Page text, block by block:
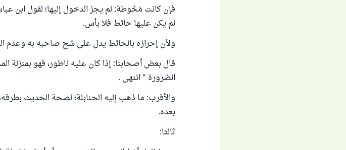
فإن كانت مَحُوطة: لم يجز الدخول إليها؛ لقول ابن
لم يكن عليها حائط فلا بأس.
ولأن إحرازه بالحائط يدل على شح صاحبه به وعدم
قال بعض أصحابنا: إذا كان عليه ناطور، فهو بمنزلة
الضرورة " انتهى .
والأقرب: ما ذهب إليه الحنابلة؛ لصحة الحديث
بعده.
ثالثا: